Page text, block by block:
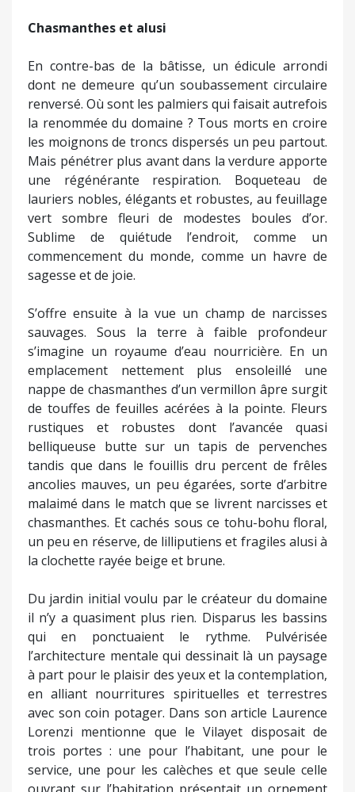
Chasmanthes et alusi
En contre-bas de la bâtisse, un édicule arrondi
dont ne demeure qu’un soubassement circulaire
renversé. Où sont les palmiers qui faisait autrefois
la renommée du domaine ? Tous morts en croire
les moignons de troncs dispersés un peu partout.
Mais pénétrer plus avant dans la verdure apporte
une régénérante respiration. Boqueteau de
lauriers nobles, élégants et robustes, au feuillage
vert sombre fleuri de modestes boules d’or.
Sublime de quiétude l’endroit, comme un
commencement du monde, comme un havre de
sagesse et de joie.
S’offre ensuite à la vue un champ de narcisses
sauvages. Sous la terre à faible profondeur
s’imagine un royaume d’eau nourricière. En un
emplacement nettement plus ensoleillé une
nappe de chasmanthes d’un vermillon âpre surgit
de touffes de feuilles acérées à la pointe. Fleurs
rustiques et robustes dont l’avancée quasi
belliqueuse butte sur un tapis de pervenches
tandis que dans le fouillis dru percent de frêles
ancolies mauves, un peu égarées, sorte d’arbitre
malaimé dans le match que se livrent narcisses et
chasmanthes. Et cachés sous ce tohu-bohu floral,
un peu en réserve, de lilliputiens et fragiles alusi à
la clochette rayée beige et brune.
Du jardin initial voulu par le créateur du domaine
il n’y a quasiment plus rien. Disparus les bassins
qui en ponctuaient le rythme. Pulvérisée
l’architecture mentale qui dessinait là un paysage
à part pour le plaisir des yeux et la contemplation,
en alliant nourritures spirituelles et terrestres
avec son coin potager. Dans son article Laurence
Lorenzi mentionne que le Vilayet disposait de
trois portes : une pour l’habitant, une pour le
service, une pour les calèches et que seule celle